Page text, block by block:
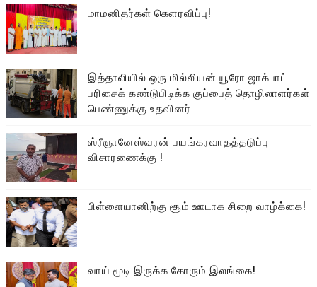
மாமனிதர்கள் கௌரவிப்பு!
இத்தாலியில் ஒரு மில்லியன் யூரோ ஜாக்பாட்
பரிசைக் கண்டுபிடிக்க குப்பைத் தொழிலாளர்கள்
பெண்ணுக்கு உதவினர்
ஸ்ரீஞானேஸ்வரன் பயங்கரவாதத்தடுப்பு
விசாரணைக்கு !
பிள்ளையானிற்கு சூம் ஊடாக சிறை வாழ்க்கை!
வாய் மூடி இருக்க கோரும் இலங்கை!